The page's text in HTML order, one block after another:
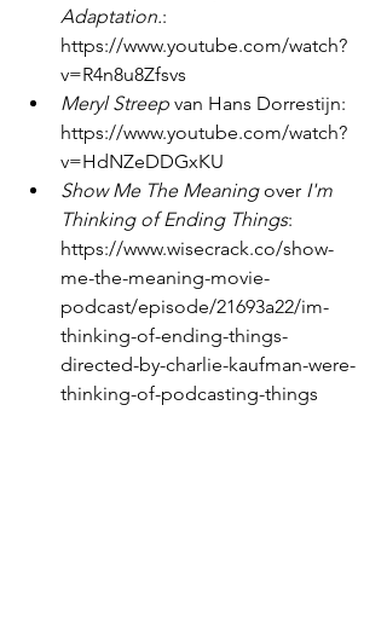
Adaptation.:
https://www.youtube.com/watch?
v=R4n8u8Zfsvs
Meryl Streep van Hans Dorrestijn:
https://www.youtube.com/watch?
v=HdNZeDDGxKU
Show Me The Meaning over I'm
Thinking of Ending Things:
https://www.wisecrack.co/show-
me-the-meaning-movie-
podcast/episode/21693a22/im-
thinking-of-ending-things-
directed-by-charlie-kaufman-were-
thinking-of-podcasting-things